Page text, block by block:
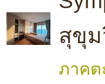
สุขุม
ภาคต